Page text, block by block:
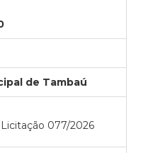
de Tambaú
077/2026